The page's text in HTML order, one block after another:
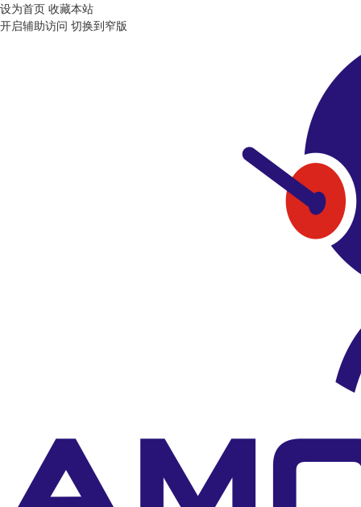
设为首页 收藏本站
开启辅助访问 切换到窄版